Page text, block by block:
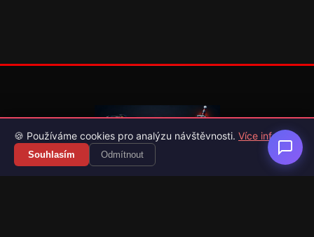
Váš průvodce světem videoher. Novinky, recenze a česko-
slovenské překlady her.
🍪 Používáme cookies pro analýzu návštěvnosti. Více info
Souhlasím Odmítnout